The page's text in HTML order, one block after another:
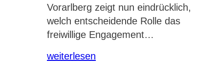
Vorarlberg zeigt nun eindrücklich,
welch entscheidende Rolle das
freiwillige Engagement…
weiterlesen